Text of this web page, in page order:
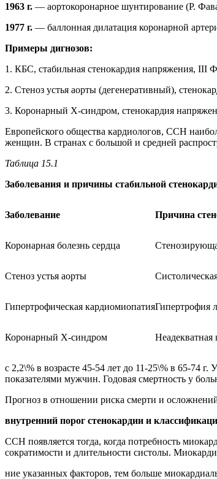
1963 г. — аортокоронарное шунтирование (Р.
1977 г. — баллонная дилатация коронарной
Примеры дигнозов:
1. КБС, стабильная стенокардия напряжения, III
2. Стеноз устья аорты (дегенеративный),
3. Коронарный Х-синдром, стенокардия
Европейского общества кардиологов, ССН
женщин. В странах с большой и средней
Таблица 15.1
Заболевания и причины стабильной
Заболевание Причина
Коронарная болезнь сердца
Стеноз устья аорты
Гипертрофическая кардиомиопатияГипертрофия
Коронарный Х-синдром Неадекватная
с 2,2\% в возрасте 45-54 лет до 11-25\% в 65-74
показателями мужчин. Годовая смертность у
Прогноз в отношении риска смерти и
внутренний порог стенокардии и
ССН появляется тогда, когда потребность
сократимости и длительности систолы.
ние указанных факторов, тем больше